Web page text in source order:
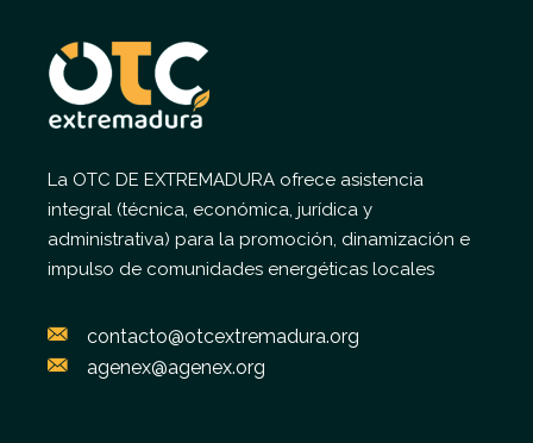
La OTC DE EXTREMADURA ofrece asistencia
integral (técnica, económica, jurídica y
administrativa) para la promoción, dinamización e
impulso de comunidades energéticas locales
contacto@otcextremadura.org
agenex@agenex.org